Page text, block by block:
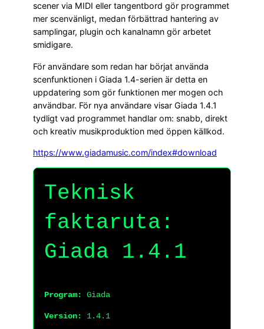
scener via MIDI eller tangentbord gör programmet
mer scenvänligt, medan förbättrad hantering av
samplingar, plugin och kanalnamn gör arbetet
smidigare.
För användare som redan har börjat använda
scenfunktionen i Giada 1.4-serien är detta en
uppdatering som gör funktionen mer mogen och
användbar. För nya användare visar Giada 1.4.1
tydligt vad programmet handlar om: snabb, direkt
och kreativ musikproduktion med öppen källkod.
https://www.giadamusic.com/index#download
Teknisk
faktaruta:
Giada 1.4.1
Program: Giada
Version: 1.4.1